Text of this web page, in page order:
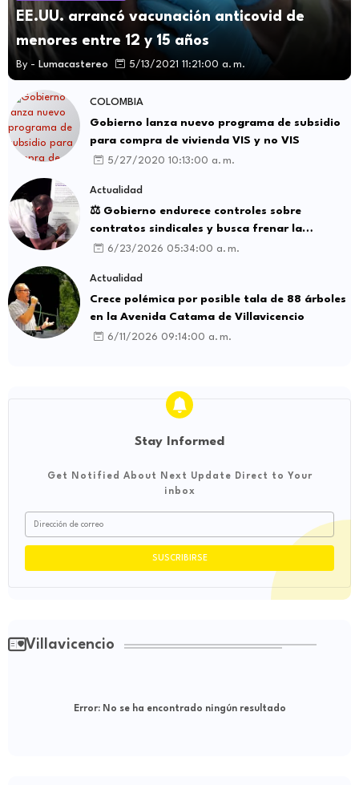
EE.UU. arrancó vacunación anticovid de
menores entre 12 y 15 años
By - Lumacastereo 5/13/2021 11:21:00 a. m.
COLOMBIA
Gobierno lanza nuevo programa de subsidio
para compra de vivienda VIS y no VIS
5/27/2020 10:13:00 a. m.
Actualidad
⚖️ Gobierno endurece controles sobre
contratos sindicales y busca frenar la
intermediación laboral ilegal
6/23/2026 05:34:00 a. m.
Actualidad
Crece polémica por posible tala de 88 árboles
en la Avenida Catama de Villavicencio
6/11/2026 09:14:00 a. m.
Stay Informed
Get Notified About Next Update Direct to Your
inbox
Villavicencio
Error:No se ha encontrado ningún resultado